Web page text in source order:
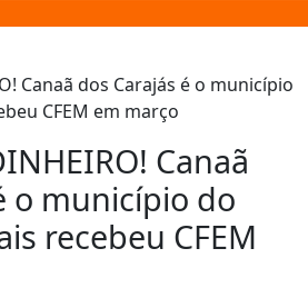
Canaã
o município do
recebeu CFEM